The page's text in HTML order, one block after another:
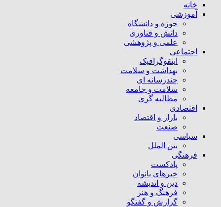
خانه
آموزشی
حوزه و دانشگاه
دانش و فناوری
علمی و پژوهشی
اجتماعی
اینفوگرافیک
بهداشت و سلامت
چندرسانه ای
سلامت و جامعه
مطالبه گری
اقتصادی
بازار و اقتصاد
صنعت
سیاسی
بین الملل
فرهنگی
پادکست
خبرهای بانوان
دین و اندیشه
فرهنگ و هنر
گزارش و گفتگو